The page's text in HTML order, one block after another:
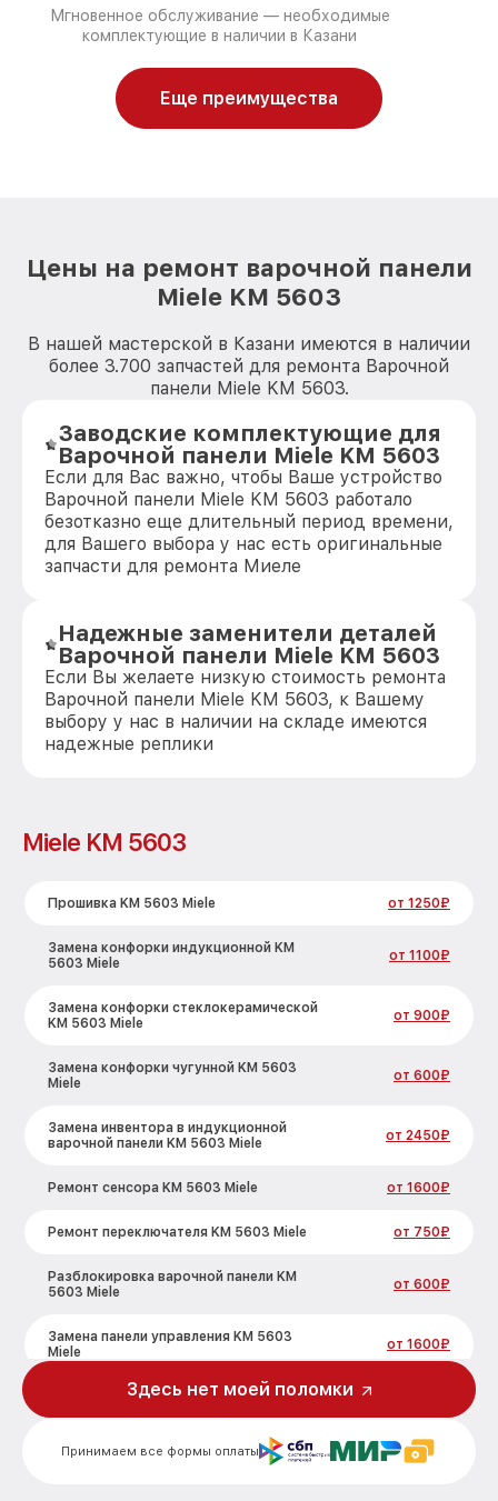
Мгновенное обслуживание — необходимые
комплектующие в наличии в Казани
Еще преимущества
Цены на ремонт варочной панели
Miele KM 5603
В нашей мастерской в Казани имеются в наличии
более 3.700 запчастей для ремонта Варочной
панели Miele KM 5603.
Заводские комплектующие для
Варочной панели Miele KM 5603
Если для Вас важно, чтобы Ваше устройство
Варочной панели Miele KM 5603 работало
безотказно еще длительный период времени,
для Вашего выбора у нас есть оригинальные
запчасти для ремонта Миеле
Надежные заменители деталей
Варочной панели Miele KM 5603
Если Вы желаете низкую стоимость ремонта
Варочной панели Miele KM 5603, к Вашему
выбору у нас в наличии на складе имеются
надежные реплики
Miele KM 5603
Прошивка KM 5603 Miele от 1250₽
Замена конфорки индукционной KM
5603 Miele
от 1100₽
Замена конфорки стеклокерамической
KM 5603 Miele
от 900₽
Замена конфорки чугунной KM 5603
Miele
от 600₽
Замена инвентора в индукционной
варочной панели KM 5603 Miele
от 2450₽
Ремонт сенсора KM 5603 Miele от 1600₽
Ремонт переключателя KM 5603 Miele от 750₽
Разблокировка варочной панели KM
5603 Miele
от 600₽
Замена панели управления KM 5603
Miele
от 1600₽
Ремонт модуля управления KM 5603
Замена сенсора KM 5603 Miele от 1600₽
Принимаем все формы оплаты
Здесь нет моей поломки